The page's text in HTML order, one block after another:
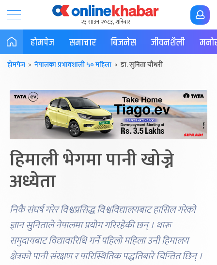
२३ साउन २०८३, शनिबार
होमपेज समाचार बिजनेस जीवनशैली
होमपेज > नेपालका प्रभावशाली ५० महिला > डा. सुनिता चौधरी
हिमाली भेगमा पानी खोज्ने
अध्येता
निकै संघर्ष गरेर विश्वप्रसिद्ध विश्वविद्यालयबाट हासिल गरेको
ज्ञान सुनिताले नेपालमा प्रयोग गरिरहेकी छन् । थारू
समुदायबाट विद्यावारिधि गर्ने पहिलो महिला उनी हिमालय
क्षेत्रको पानी संरक्षण र पारिस्थितिक पद्धतिबारे चिन्तित छिन् ।